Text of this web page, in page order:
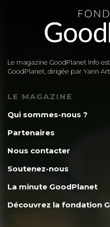
Le magazine GoodPlanet Info
GoodPlanet, dirigée par Yann
LE MAGAZINE
Qui sommes-nous ?
Partenaires
Nous contacter
Soutenez-nous
La minute GoodPlanet
Découvrez la fondation